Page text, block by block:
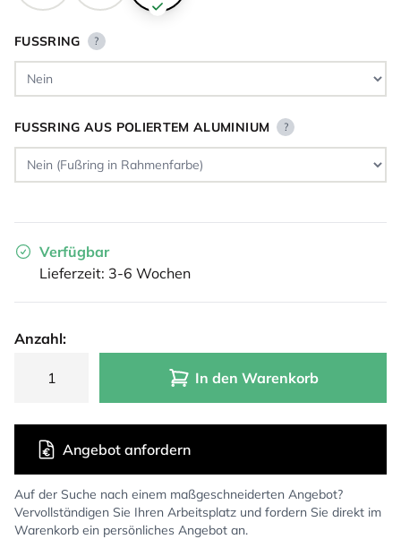
FUSSRING ?
FUSSRING AUS POLIERTEM ALUMINIUM ?
Verfügbar
Lieferzeit: 3-6 Wochen
Anzahl:
In den Warenkorb
Auf der Suche nach einem maßgeschneiderten Angebot?
Vervollständigen Sie Ihren Arbeitsplatz und fordern Sie direkt im
Warenkorb ein persönliches Angebot an.
Angebot anfordern